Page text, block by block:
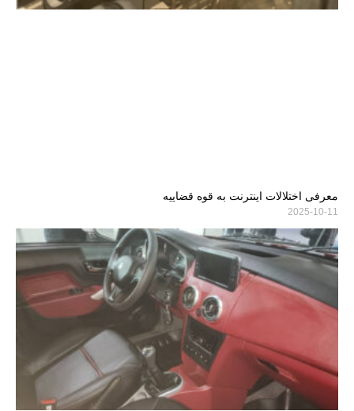
معرفی اختلالات اینترنت به قوه قضاییه
2025-10-11